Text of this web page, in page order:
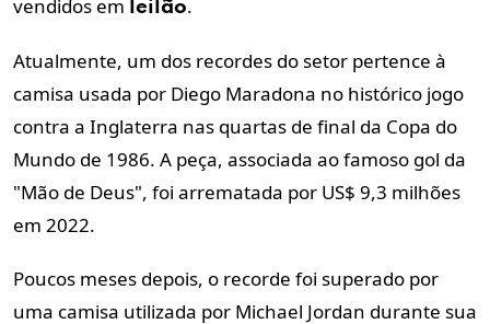
vendidos em leilão.
Atualmente, um dos recordes do setor pertence à
camisa usada por Diego Maradona no histórico jogo
contra a Inglaterra nas quartas de final da Copa do
Mundo de 1986. A peça, associada ao famoso gol da
"Mão de Deus", foi arrematada por US$ 9,3 milhões
em 2022.
Poucos meses depois, o recorde foi superado por
uma camisa utilizada por Michael Jordan durante sua